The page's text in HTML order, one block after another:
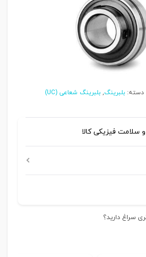
دسته: بلبرینگ, بلبرینگ شعاعی (UC)
سلامت فیزیکی کالا
سراغ دارید؟